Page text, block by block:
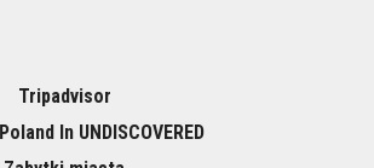
Tripadvisor
In UNDISCOVERED